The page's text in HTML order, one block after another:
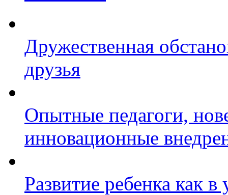
Дружественная
друзья
Опытные педагоги,
инновационные
Развитие ребенка как